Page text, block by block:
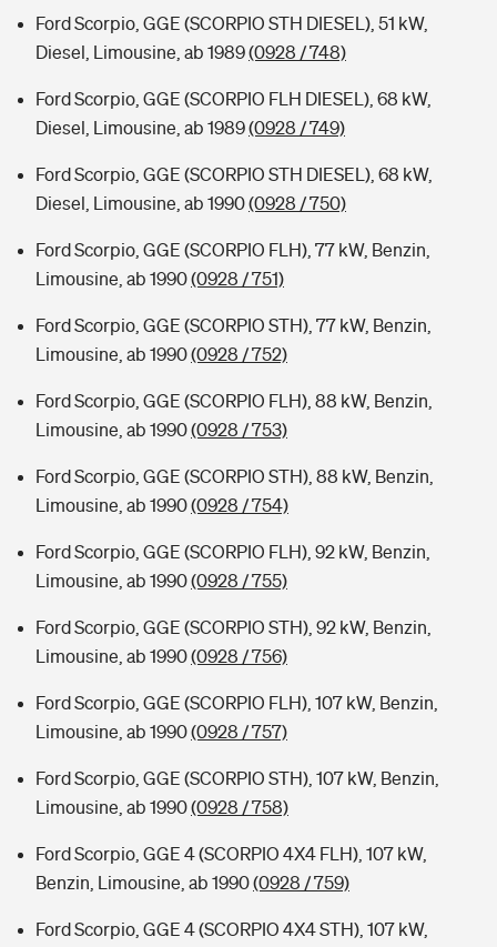
Ford Scorpio, GGE (SCORPIO STH DIESEL), 51 kW,
Diesel, Limousine, ab 1989(0928 / 748)
Ford Scorpio, GGE (SCORPIO FLH DIESEL), 68 kW,
Diesel, Limousine, ab 1989(0928 / 749)
Ford Scorpio, GGE (SCORPIO STH DIESEL), 68 kW,
Diesel, Limousine, ab 1990(0928 / 750)
Ford Scorpio, GGE (SCORPIO FLH), 77 kW, Benzin,
Limousine, ab 1990(0928 / 751)
Ford Scorpio, GGE (SCORPIO STH), 77 kW, Benzin,
Limousine, ab 1990(0928 / 752)
Ford Scorpio, GGE (SCORPIO FLH), 88 kW, Benzin,
Limousine, ab 1990(0928 / 753)
Ford Scorpio, GGE (SCORPIO STH), 88 kW, Benzin,
Limousine, ab 1990(0928 / 754)
Ford Scorpio, GGE (SCORPIO FLH), 92 kW, Benzin,
Limousine, ab 1990(0928 / 755)
Ford Scorpio, GGE (SCORPIO STH), 92 kW, Benzin,
Limousine, ab 1990(0928 / 756)
Ford Scorpio, GGE (SCORPIO FLH), 107 kW, Benzin,
Limousine, ab 1990(0928 / 757)
Ford Scorpio, GGE (SCORPIO STH), 107 kW, Benzin,
Limousine, ab 1990(0928 / 758)
Ford Scorpio, GGE 4 (SCORPIO 4X4 FLH), 107 kW,
Benzin, Limousine, ab 1990(0928 / 759)
Ford Scorpio, GGE 4 (SCORPIO 4X4 STH), 107 kW,